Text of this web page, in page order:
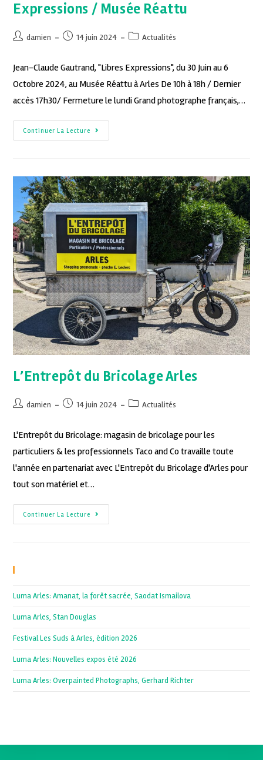
Expressions / Musée Réattu
damien 14 juin 2024 Actualités
Jean-Claude Gautrand, "Libres Expressions", du 30 Juin au 6
Octobre 2024, au Musée Réattu à Arles De 10h à 18h / Dernier
accès 17h30/ Fermeture le lundi Grand photographe français,…
Continuer La Lecture
L’Entrepôt du Bricolage Arles
damien 14 juin 2024 Actualités
L'Entrepôt du Bricolage: magasin de bricolage pour les
particuliers & les professionnels Taco and Co travaille toute
l'année en partenariat avec L'Entrepôt du Bricolage d'Arles pour
tout son matériel et…
Continuer La Lecture
Luma Arles: Amanat, la forêt sacrée, Saodat Ismailova
Luma Arles, Stan Douglas
Festival Les Suds à Arles, édition 2026
Luma Arles: Nouvelles expos été 2026
Luma Arles: Overpainted Photographs, Gerhard Richter